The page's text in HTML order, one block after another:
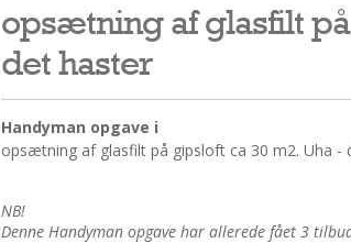
opsætning af glasfilt
det haster
Handyman opgave i
opsætning af glasfilt på gipsloft ca 30 m2. Uha -
NB!
Denne Handyman opgave har allerede fået 3